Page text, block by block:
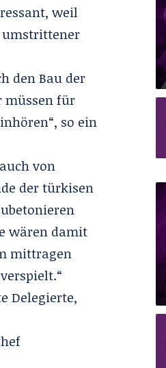
weil
umstrittener
den Bau der
müssen für
so ein
von
der türkisen
wären damit
mittragen
Delegierte,